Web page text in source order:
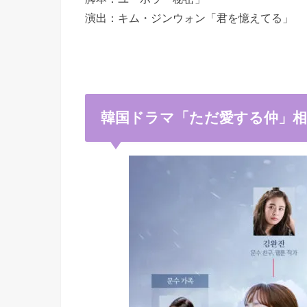
演出：キム・ジンウォン「君を憶えてる」
韓国ドラマ「ただ愛する仲」